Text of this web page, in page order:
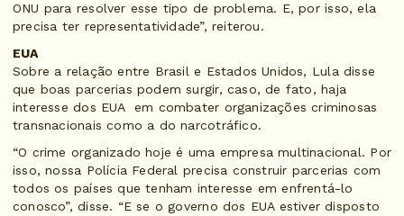
ONU para resolver esse tipo de problema. E, por isso, ela
precisa ter representatividade”, reiterou.
EUA
Sobre a relação entre Brasil e Estados Unidos, Lula disse
que boas parcerias podem surgir, caso, de fato, haja
interesse dos EUA em combater organizações criminosas
transnacionais como a do narcotráfico.
“O crime organizado hoje é uma empresa multinacional. Por
isso, nossa Polícia Federal precisa construir parcerias com
todos os países que tenham interesse em enfrentá-lo
conosco”, disse. “E se o governo dos EUA estiver disposto